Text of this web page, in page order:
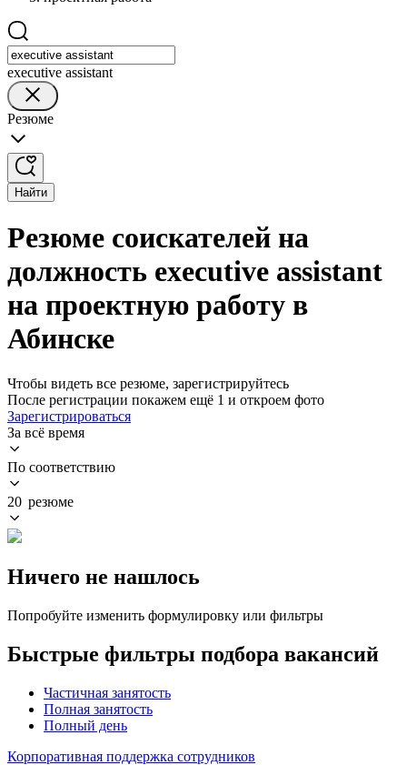
executive assistant
Резюме
Найти
Резюме соискателей на
должность executive assistant
на проектную работу в
Абинске
Чтобы видеть все резюме, зарегистрируйтесь
После регистрации покажем ещё 1 и откроем фото
Зарегистрироваться
За всё время
По соответствию
20 резюме
Ничего не нашлось
Попробуйте изменить формулировку или фильтры
Быстрые фильтры подбора вакансий
Частичная занятость
Полная занятость
Полный день
Корпоративная поддержка сотрудников